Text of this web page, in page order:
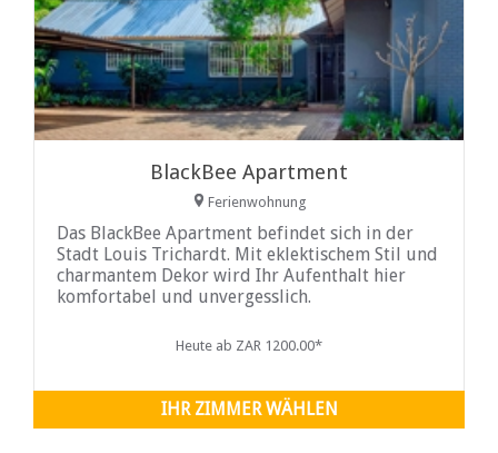
BlackBee Apartment
Ferienwohnung
Das BlackBee Apartment befindet sich in der
Stadt Louis Trichardt. Mit eklektischem Stil und
charmantem Dekor wird Ihr Aufenthalt hier
komfortabel und unvergesslich.
Heute ab ZAR 1200.00*
IHR ZIMMER WÄHLEN